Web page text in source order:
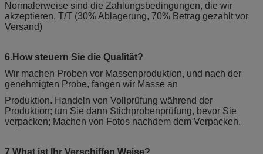
Normalerweise sind die Zahlungsbedingungen, die wir
akzeptieren, T/T (30% Ablagerung, 70% Betrag gezahlt vor
Versand)
6.How steuern Sie die Qualität?
Wir machen Proben vor Massenproduktion, und nach der
genehmigten Probe, fangen wir Masse an
Produktion. Handeln von Vollprüfung während der
Produktion; tun Sie dann Stichprobenprüfung, bevor Sie
verpacken; Machen von Fotos nachdem dem Verpacken.
7.What ist Ihr Verschiffen Weise?